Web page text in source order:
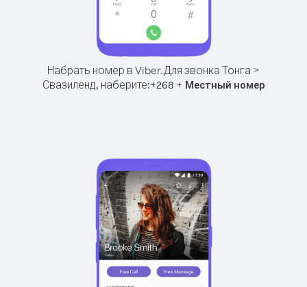
Набрать номер в Viber.Для звонка Тонга >
Свазиленд, наберите:+268 + Местный номер